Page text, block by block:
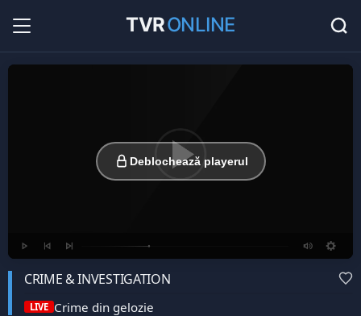
TVRONLINE 36
Deblochează playerul
CRIME & INVESTIGATION
LIVE Crime din gelozie